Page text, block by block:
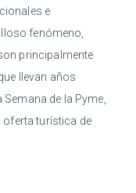
e
fenómeno,
principalmente
llevan años
de la Pyme,
turística de